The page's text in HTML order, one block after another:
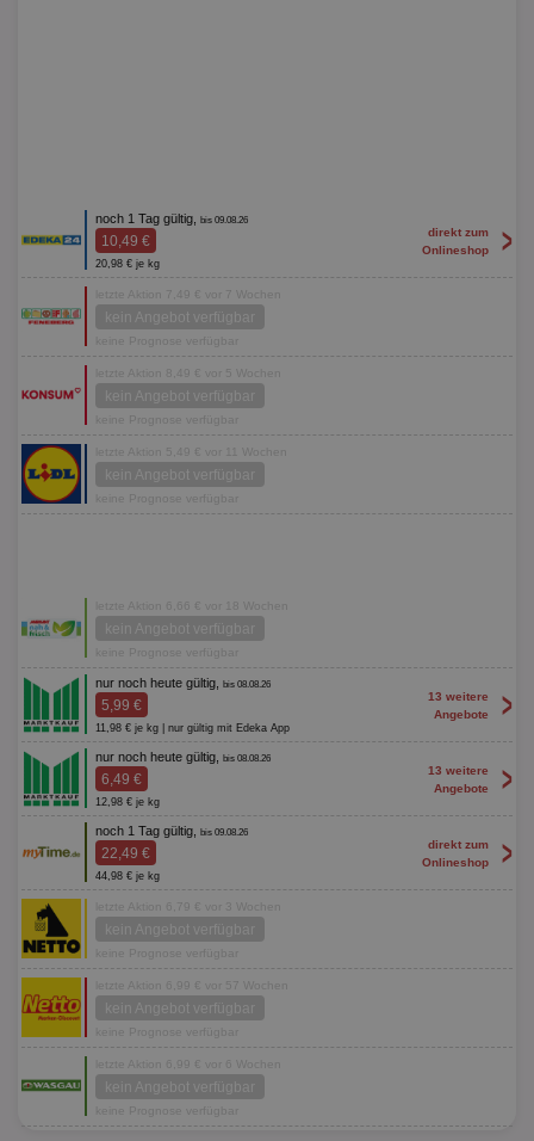
noch 1 Tag gültig, bis 09.08.26
10,49 €
20,98 € je kg
direkt zum
Onlineshop
>
letzte Aktion 7,49 € vor 7 Wochen
kein Angebot verfügbar
keine Prognose verfügbar
letzte Aktion 8,49 € vor 5 Wochen
kein Angebot verfügbar
keine Prognose verfügbar
letzte Aktion 5,49 € vor 11 Wochen
kein Angebot verfügbar
keine Prognose verfügbar
letzte Aktion 6,66 € vor 18 Wochen
kein Angebot verfügbar
keine Prognose verfügbar
nur noch heute gültig, bis 08.08.26
5,99 €
11,98 € je kg | nur gültig mit Edeka App
13 weitere
Angebote
>
nur noch heute gültig, bis 08.08.26
6,49 €
12,98 € je kg
13 weitere
Angebote
>
noch 1 Tag gültig, bis 09.08.26
22,49 €
44,98 € je kg
direkt zum
Onlineshop
>
letzte Aktion 6,79 € vor 3 Wochen
kein Angebot verfügbar
keine Prognose verfügbar
letzte Aktion 6,99 € vor 57 Wochen
kein Angebot verfügbar
keine Prognose verfügbar
letzte Aktion 6,99 € vor 6 Wochen
kein Angebot verfügbar
keine Prognose verfügbar